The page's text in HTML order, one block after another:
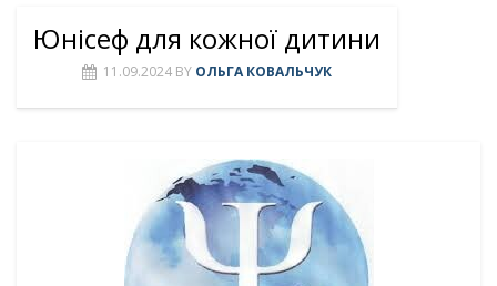
Юнісеф для кожної дитини
11.09.2024 BY ОЛЬГА КОВАЛЬЧУК